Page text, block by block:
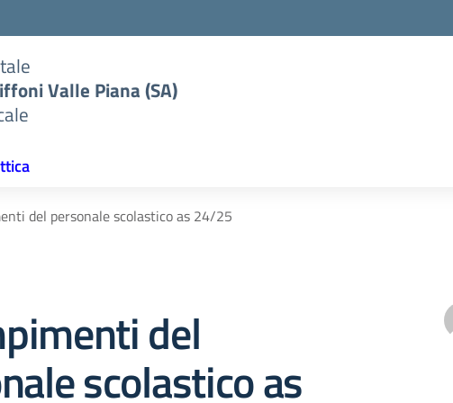
Valle Piana (SA)
del personale scolastico as 24/25
del
scolastico as